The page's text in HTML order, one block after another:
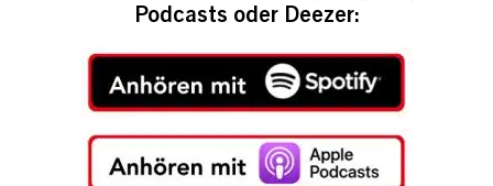
Podcasts oder Deezer: